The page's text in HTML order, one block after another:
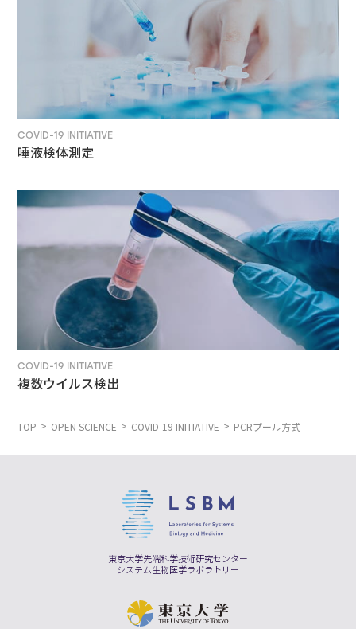
COVID-19 INITIATIVE
唾液検体測定
COVID-19 INITIATIVE
複数ウイルス検出
TOP OPEN SCIENCE COVID-19 INITIATIVE PCRプール方式
東京大学先端科学技術研究センター
システム生物医学ラボラトリー